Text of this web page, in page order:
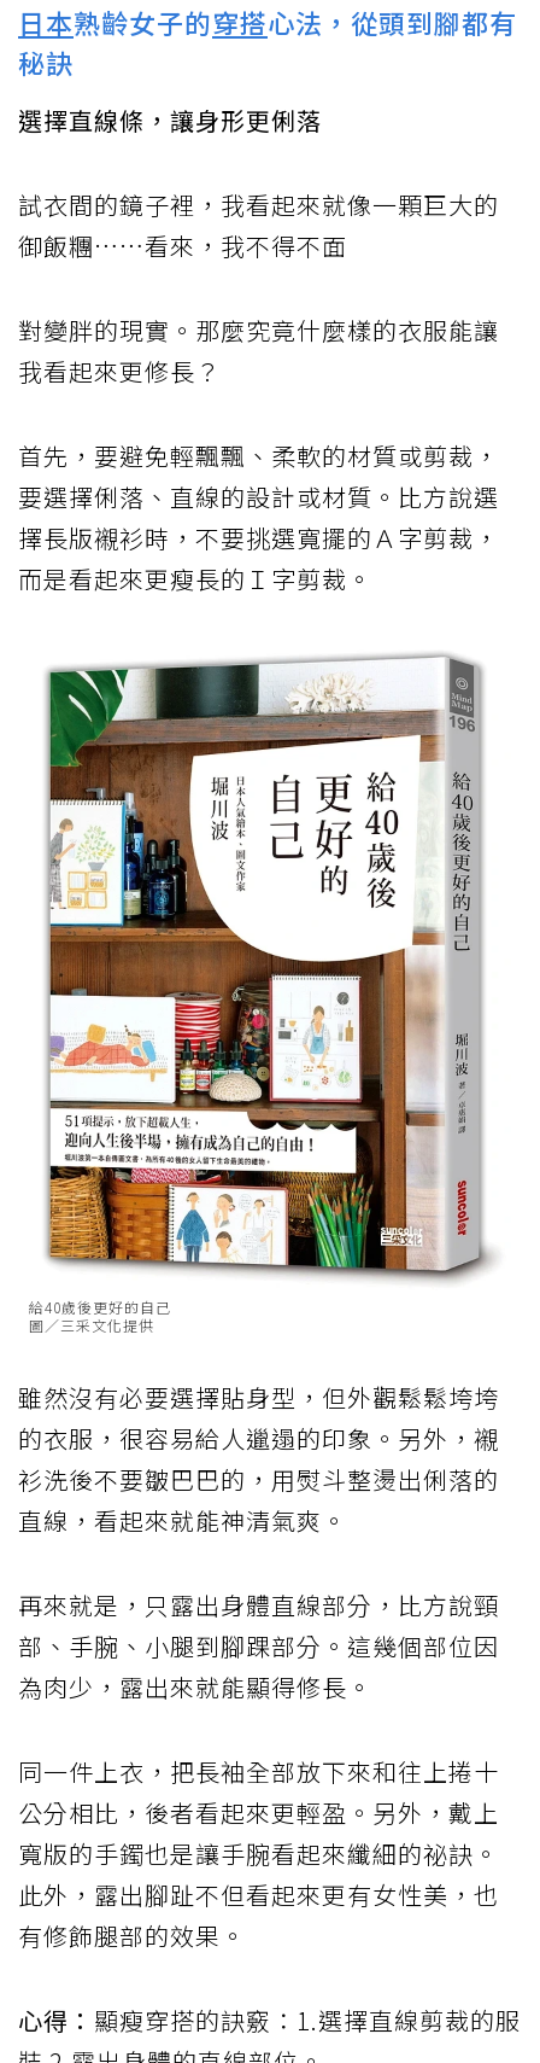
日本熟齡女子的穿搭心法，從頭到腳都有
秘訣
選擇直線條，讓身形更俐落
試衣間的鏡子裡，我看起來就像一顆巨大的
御飯糰……看來，我不得不面
對變胖的現實。那麼究竟什麼樣的衣服能讓
我看起來更修長？
首先，要避免輕飄飄、柔軟的材質或剪裁，
要選擇俐落、直線的設計或材質。比方說選
擇長版襯衫時，不要挑選寬擺的Ａ字剪裁，
而是看起來更瘦長的Ｉ字剪裁。
給40歲後更好的自己
圖／三采文化提供
雖然沒有必要選擇貼身型，但外觀鬆鬆垮垮
的衣服，很容易給人邋遢的印象。另外，襯
衫洗後不要皺巴巴的，用熨斗整燙出俐落的
直線，看起來就能神清氣爽。
再來就是，只露出身體直線部分，比方說頸
部、手腕、小腿到腳踝部分。這幾個部位因
為肉少，露出來就能顯得修長。
同一件上衣，把長袖全部放下來和往上捲十
公分相比，後者看起來更輕盈。另外，戴上
寬版的手鐲也是讓手腕看起來纖細的祕訣。
此外，露出腳趾不但看起來更有女性美，也
有修飾腿部的效果。
心得： 顯瘦穿搭的訣竅：1.選擇直線剪裁的服